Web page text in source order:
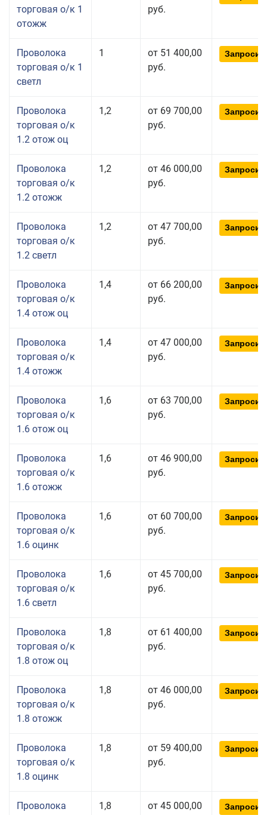
торговая о/к 1
отожж
руб.
Проволока
торговая о/к 1
светл
1
от 51 400,00
руб.
Проволока
торговая о/к
1.2 отож оц
1,2
от 69 700,00
руб.
Проволока
торговая о/к
1.2 отожж
1,2
от 46 000,00
руб.
Проволока
торговая о/к
1.2 светл
1,2
от 47 700,00
руб.
Проволока
торговая о/к
1.4 отож оц
1,4
от 66 200,00
руб.
Проволока
торговая о/к
1.4 отожж
1,4
от 47 000,00
руб.
Проволока
торговая о/к
1.6 отож оц
1,6
от 63 700,00
руб.
Проволока
торговая о/к
1.6 отожж
1,6
от 46 900,00
руб.
Проволока
торговая о/к
1.6 оцинк
1,6
от 60 700,00
руб.
Проволока
торговая о/к
1.6 светл
1,6
от 45 700,00
руб.
Проволока
торговая о/к
1.8 отож оц
1,8
от 61 400,00
руб.
Проволока
торговая о/к
1.8 отожж
1,8
от 46 000,00
руб.
Проволока
торговая о/к
1.8 оцинк
1,8
от 59 400,00
руб.
Проволока
1,8
от 45 000,00